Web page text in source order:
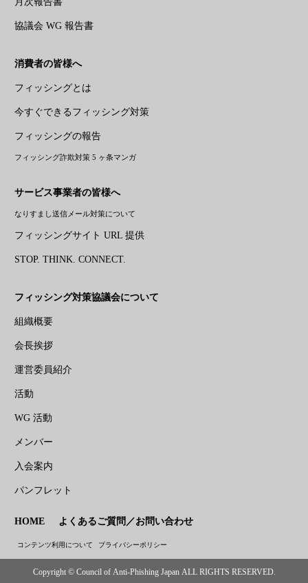
協議会 WG 報告書
消費者の皆様へ
フィッシングとは
今すぐできるフィッシング対策
フィッシングの報告
フィッシング詐欺対策 5 ヶ条マンガ
サービス事業者の皆様へ
なりすまし送信メール対策について
フィッシングサイト URL 提供
STOP. THINK. CONNECT.
フィッシング対策協議会について
組織概要
会長挨拶
運営委員紹介
活動
WG 活動
メンバー
入会案内
パンフレット
HOME よくあるご質問／お問い合わせ
コンテンツ利用について プライバシーポリシー
Copyright © Council of Anti-Phishing Japan ALL RIGHTS RESERVED.